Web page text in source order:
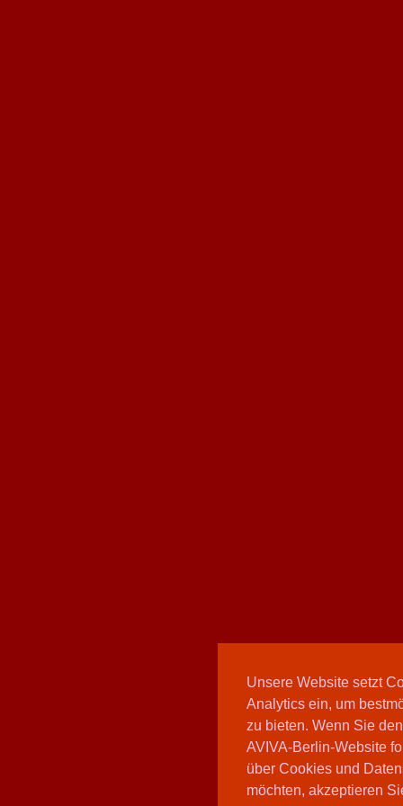
Unsere Website setzt
Analytics ein, um
zu bieten. Wenn Sie
AVIVA-Berlin-Website
über Cookies und
möchten, akzeptieren